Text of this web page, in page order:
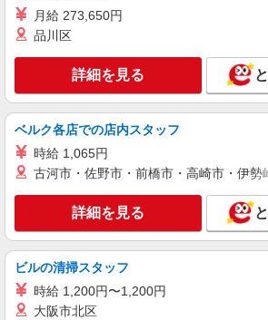
月給 273,650円
品川区
詳細を見る
ベルク各店での店内スタッフ
時給 1,065円
古河市・佐野市・前橋市・高崎市・伊
詳細を見る
ビルの清掃スタッフ
時給 1,200円〜1,200円
大阪市北区